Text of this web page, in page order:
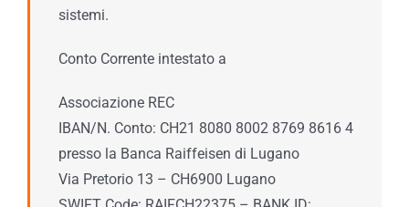
sistemi.
Conto Corrente intestato a
Associazione REC
IBAN/N. Conto: CH21 8080 8002 8769 8616 4
presso la Banca Raiffeisen di Lugano
Via Pretorio 13 – CH6900 Lugano